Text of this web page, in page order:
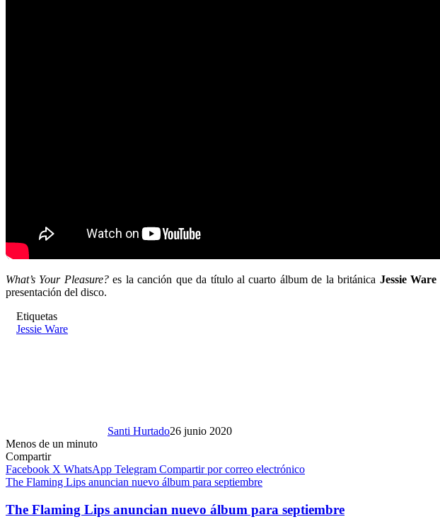
What’s Your Pleasure?es la canción que da título al cuarto álbum de la británica Jessie Ware
presentación del disco.
Etiquetas
Jessie Ware
Santi Hurtado26 junio 2020
Menos de un minuto
Compartir
Facebook X WhatsApp Telegram Compartir por correo electrónico
The Flaming Lips anuncian nuevo álbum para septiembre
The Flaming Lips anuncian nuevo álbum para septiembre